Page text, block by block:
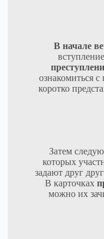
В начале
ознакомиться
коротко
Затем
которых
задают друг
В карточках
можно их